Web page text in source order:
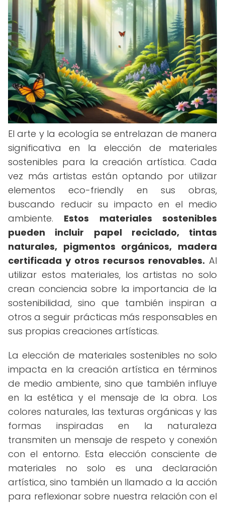
El arte y la ecología se entrelazan de manera
significativa en la elección de materiales
sostenibles para la creación artística. Cada
vez más artistas están optando por utilizar
elementos eco-friendly en sus obras,
buscando reducir su impacto en el medio
ambiente. Estos materiales sostenibles
pueden incluir papel reciclado, tintas
naturales, pigmentos orgánicos, madera
certificada y otros recursos renovables. Al
utilizar estos materiales, los artistas no solo
crean conciencia sobre la importancia de la
sostenibilidad, sino que también inspiran a
otros a seguir prácticas más responsables en
sus propias creaciones artísticas.
La elección de materiales sostenibles no solo
impacta en la creación artística en términos
de medio ambiente, sino que también influye
en la estética y el mensaje de la obra. Los
colores naturales, las texturas orgánicas y las
formas inspiradas en la naturaleza
transmiten un mensaje de respeto y conexión
con el entorno. Esta elección consciente de
materiales no solo es una declaración
artística, sino también un llamado a la acción
para reflexionar sobre nuestra relación con el